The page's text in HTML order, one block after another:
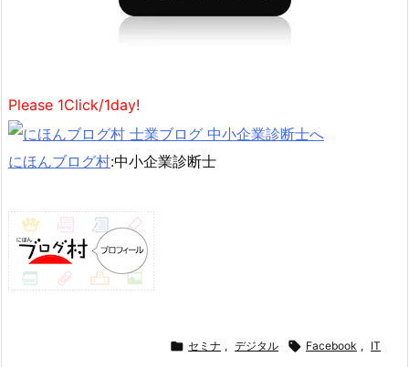
Please 1Click/1day!
にほんブログ村:中小企業診断士
 セミナ , デジタル  Facebook , IT